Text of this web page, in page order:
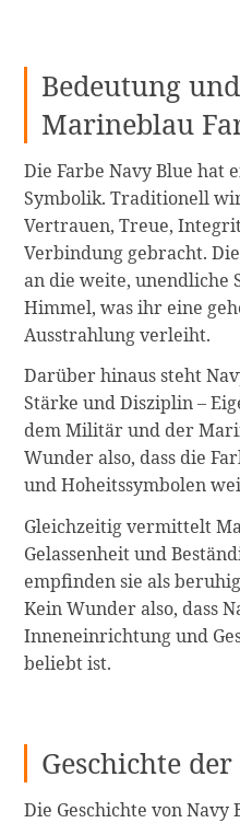
Bedeutung
Marineblau
Die Farbe Navy Blue hat
Symbolik. Traditionell
Vertrauen, Treue,
Verbindung gebracht.
an die weite, unendliche
Himmel, was ihr eine
Ausstrahlung verleiht.
Darüber hinaus steht
Stärke und Disziplin –
dem Militär und der
Wunder also, dass die
und Hoheitssymbolen
Gleichzeitig vermittelt
Gelassenheit und
empfinden sie als
Kein Wunder also, dass
Inneneinrichtung und
beliebt ist.
Geschichte
Die Geschichte von Navy